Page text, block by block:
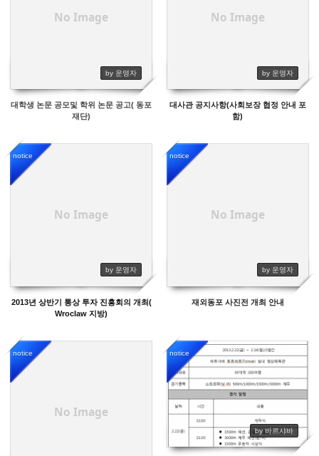
No Image
by 운영자
대학생 논문 공모및 학위 논문 공고( 동포
재단)
No Image
by 운영자
대사관 공지사항(사회보장 협정 안내 포
함)
No Image
notice
by 운영자
2013년 상반기 통상 투자 진흥회의 개최(
Wroclaw 지방)
No Image
notice
by 운영자
재외동포 사진전 개최 안내
No Image
notice notice
by 바르샤바
14014